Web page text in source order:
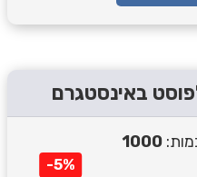
באינסטגרם
1000
-5%